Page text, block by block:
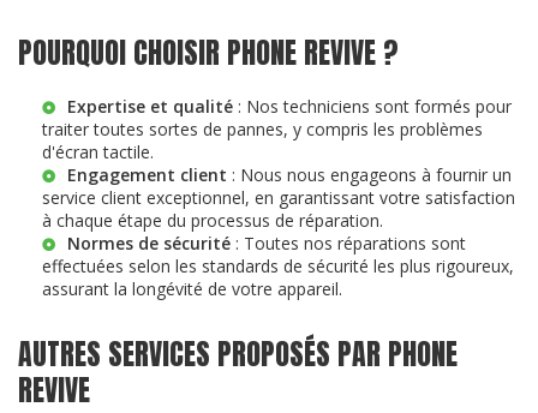
POURQUOI CHOISIR PHONE REVIVE ?
Expertise et qualité : Nos techniciens sont formés pour
traiter toutes sortes de pannes, y compris les problèmes
d'écran tactile.
Engagement client : Nous nous engageons à fournir un
service client exceptionnel, en garantissant votre satisfaction
à chaque étape du processus de réparation.
Normes de sécurité : Toutes nos réparations sont
effectuées selon les standards de sécurité les plus rigoureux,
assurant la longévité de votre appareil.
AUTRES SERVICES PROPOSÉS PAR PHONE
REVIVE